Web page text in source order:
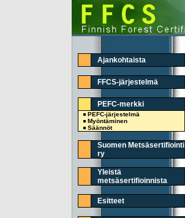
Ajankohtaista
FFCS-järjestelmä
PEFC-merkki
PEFC-järjestelmä
Myöntäminen
Säännöt
Suomen Metsäsertifiointi
ry
Yleistä
metsäsertifioinnista
Esitteet